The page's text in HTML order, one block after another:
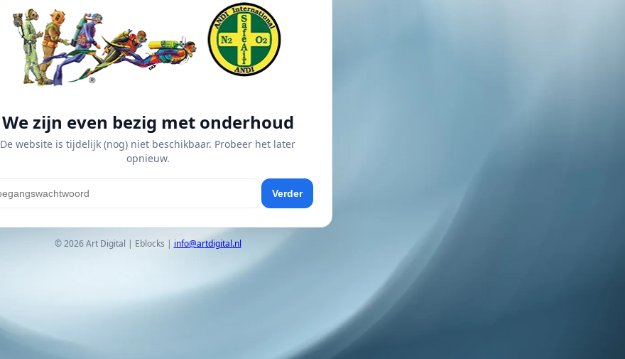
We zijn even bezig met onderhoud
De website is tijdelijk (nog) niet beschikbaar. Probeer het later
opnieuw.
Verder
© 2026 Art Digital | Eblocks | info@artdigital.nl